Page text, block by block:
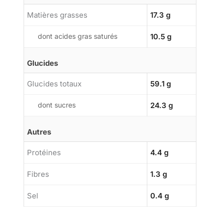
Matières grasses 17.3 g
dont acides gras saturés 10.5 g
Glucides
Glucides totaux 59.1 g
dont sucres 24.3 g
Autres
Protéines 4.4 g
Fibres 1.3 g
Sel 0.4 g